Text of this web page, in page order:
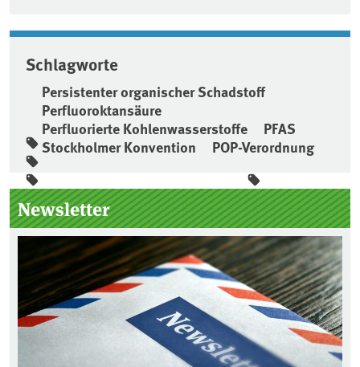
Schlagworte
Persistenter organischer Schadstoff
Perfluoroktansäure
Perfluorierte Kohlenwasserstoffe
PFAS
Stockholmer Konvention
POP-Verordnung
Seitenleiste
Newsletter